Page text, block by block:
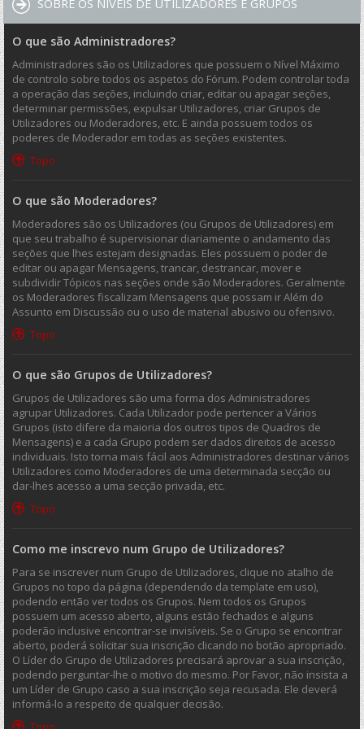
SOBRE OS NÍVEIS DE UTILIZADORES E GRUPOS
O que são Administradores?
Administradores são os Utilizadores que possuem o Nível Máximo
de controlo sobre todos os aspetos do Fórum. Podem controlar toda
a operação das seções, incluindo criar, editar ou apagar seções,
determinar permissões, expulsar Utilizadores, criar Grupos de
Utilizadores ou Moderadores, etc. E ainda possuem todos os
poderes de Moderador em todas as seções existentes.
Topo
O que são Moderadores?
Moderadores são os Utilizadores (ou Grupos de Utilizadores) em
que seu trabalho é supervisionar diariamente o andamento das
seções que lhes estejam designadas. Eles possuem o poder de
editar ou apagar Mensagens, trancar, destrancar, mover e
subdividir Tópicos nas seções onde são Moderadores. Geralmente
os Moderadores fiscalizam Mensagens que possam ir Além do
Assunto em Discussão ou o uso de material abusivo ou ofensivo.
Topo
O que são Grupos de Utilizadores?
Grupos de Utilizadores são uma forma dos Administradores
agrupar Utilizadores. Cada Utilizador pode pertencer a Vários
Grupos (isto difere da maioria dos outros tipos de Quadros de
Mensagens) e a cada Grupo podem ser dados direitos de acesso
individuais. Isto torna mais fácil aos Administradores destinar vários
Utilizadores como Moderadores de uma determinada secção ou
dar-lhes acesso a uma secção privada, etc.
Topo
Como me inscrevo num Grupo de Utilizadores?
Para se inscrever num Grupo de Utilizadores, clique no atalho de
Grupos no topo da página (dependendo da template em uso),
podendo então ver todos os Grupos. Nem todos os Grupos
possuem um acesso aberto, alguns estão fechados e alguns
poderão inclusive encontrar-se invisíveis. Se o Grupo se encontrar
aberto, poderá solicitar sua inscrição clicando no botão apropriado.
O Líder do Grupo de Utilizadores precisará aprovar a sua inscrição,
podendo perguntar-lhe o motivo do mesmo. Por Favor, não insista a
um Líder de Grupo caso a sua inscrição seja recusada. Ele deverá
informá-lo a respeito de qualquer decisão.